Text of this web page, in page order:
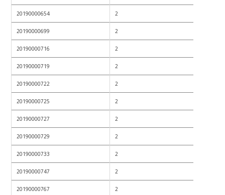
20190000654 2
20190000699 2
20190000716 2
20190000719 2
20190000722 2
20190000725 2
20190000727 2
20190000729 2
20190000733 2
20190000747 2
20190000767 2